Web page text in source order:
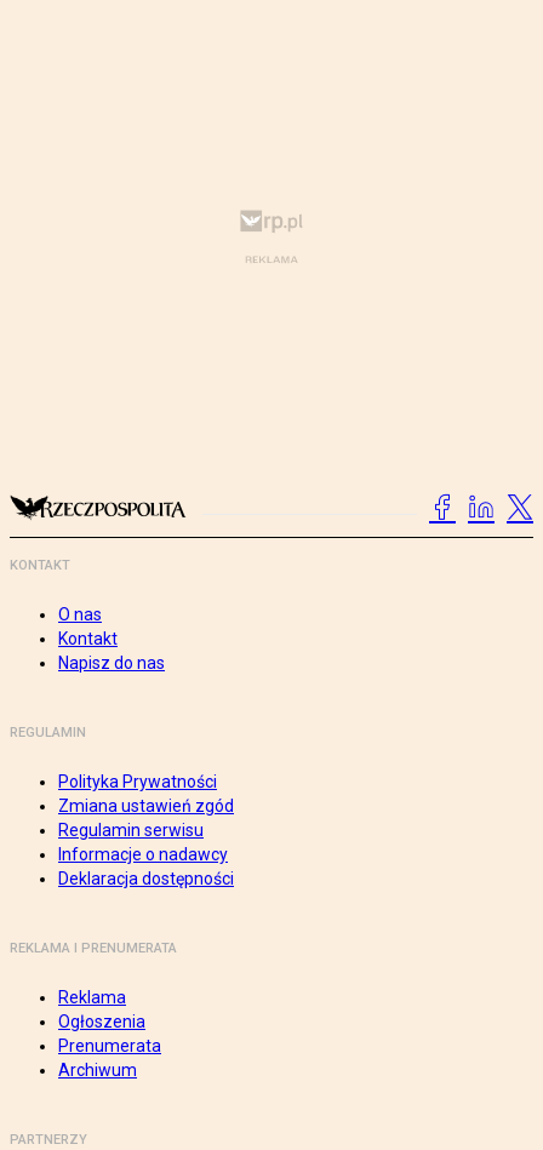
KONTAKT
O nas
Kontakt
Napisz do nas
REGULAMIN
Polityka Prywatności
Zmiana ustawień zgód
Regulamin serwisu
Informacje o nadawcy
Deklaracja dostępności
REKLAMA I PRENUMERATA
Reklama
Ogłoszenia
Prenumerata
Archiwum
PARTNERZY